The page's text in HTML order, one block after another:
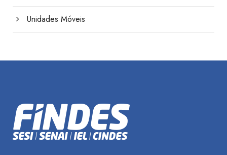
Unidades Móveis